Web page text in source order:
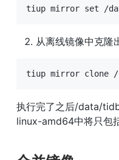
tiup mirror set /
从离线镜像中克隆
tiup mirror clone /
执行完了之后/data/
linux-amd64中将只包